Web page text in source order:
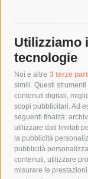
Utilizziamo
tecnologie
Noi e altre 3 terze
simili. Questi
contenuti digitali,
scopi pubblicitari. Ad
seguenti finalità:
utilizzare dati limitati
la pubblicità
pubblicità
contenuti, utilizzare
misurare le
di
Tag
acqua allerta
area marina
Asl Napoli 3 sud
castellammare di